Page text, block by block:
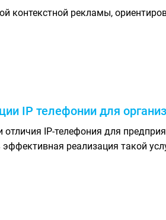
контекстной рекламы,
IP телефонии для
отличия IP-телефония для
реализация такой